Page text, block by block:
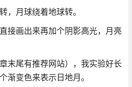
，月球绕着地球转。
接画出来再加个阴影高光，月亮
末尾有推荐网站），我实验好长
渐变色来表示日地月。